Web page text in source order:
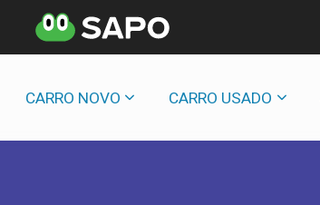
CARRO NOVO CARRO USADO